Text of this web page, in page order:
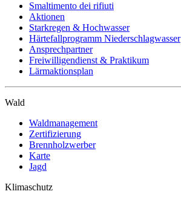
Smaltimento dei rifiuti
Aktionen
Starkregen & Hochwasser
Härtefallprogramm Niederschlagwasser
Ansprechpartner
Freiwilligendienst & Praktikum
Lärmaktionsplan
Wald
Waldmanagement
Zertifizierung
Brennholzwerber
Karte
Jagd
Klimaschutz